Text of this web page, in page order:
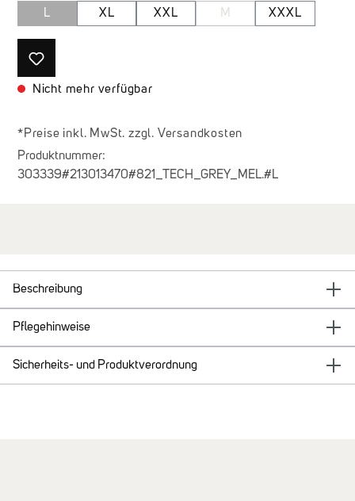
L XL XXL M XXXL
Nicht mehr verfügbar
*Preise inkl. MwSt. zzgl. Versandkosten
Produktnummer:
303339#213013470#821_TECH_GREY_MEL.#L
Beschreibung
Pflegehinweise
Sicherheits- und Produktverordnung